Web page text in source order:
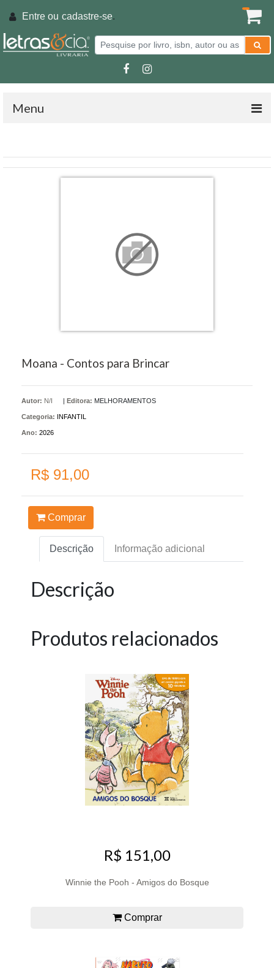
Entre ou cadastre-se.
Menu
Moana - Contos para Brincar
Autor: N/I |Editora: MELHORAMENTOS
Categoria: INFANTIL
Ano: 2026
R$ 91,00
Comprar
Descrição Informação adicional
Descrição
Produtos relacionados
R$ 151,00
Winnie the Pooh - Amigos do Bosque
Comprar